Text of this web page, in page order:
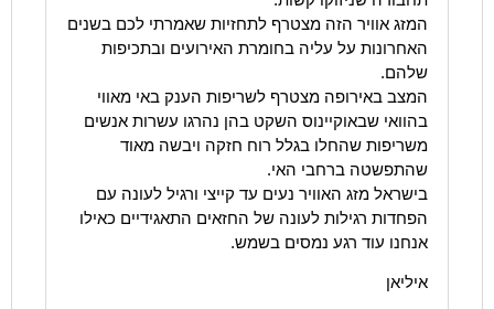
המזג אוויר הזה מצטרף לתחזיות שאמרתי לכם בשנים
האחרונות על עליה בחומרת האירועים ובתכיפות
שלהם.
המצב באירופה מצטרף לשריפות הענק באי מאווי
בהוואי שבאוקיינוס השקט בהן נהרגו עשרות אנשים
משריפות שהחלו בגלל רוח חזקה ויבשה מאוד
שהתפשטה ברחבי האי.
בישראל מזג האוויר נעים עד קייצי ורגיל לעונה עם
הפחדות רגילות לעונה של החזאים התאגידיים כאילו
אנחנו עוד רגע נמסים בשמש.
איליאן